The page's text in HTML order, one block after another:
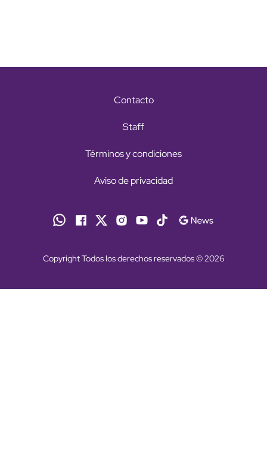
Contacto
Staff
Términos y condiciones
Aviso de privacidad
Copyright Todos los derechos reservados © 2026